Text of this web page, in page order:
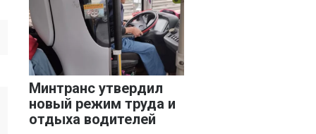
Минтранс утвердил
новый режим труда и
отдыха водителей